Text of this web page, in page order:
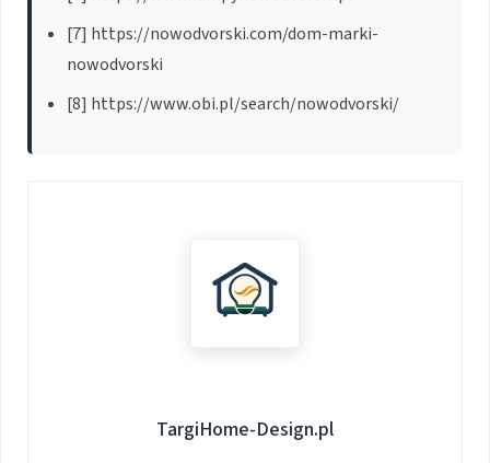
[7] https://nowodvorski.com/dom-marki-
nowodvorski
[8] https://www.obi.pl/search/nowodvorski/
TargiHome-Design.pl